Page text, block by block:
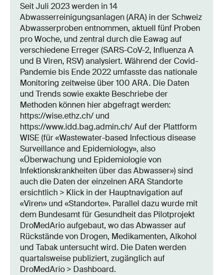
Seit Juli 2023 werden in 14
Abwasserreinigungsanlagen (ARA) in der Schweiz
Abwasserproben entnommen, aktuell fünf Proben
pro Woche, und zentral durch die Eawag auf
verschiedene Erreger (SARS-CoV-2, Influenza A
und B Viren, RSV) analysiert. Während der Covid-
Pandemie bis Ende 2022 umfasste das nationale
Monitoring zeitweise über 100 ARA. Die Daten
und Trends sowie exakte Beschriebe der
Methoden können hier abgefragt werden:
https://wise.ethz.ch/ und
https://www.idd.bag.admin.ch/ Auf der Plattform
WISE (für «Wastewater-based Infectious disease
Surveillance and Epidemiology», also
«Überwachung und Epidemiologie von
Infektionskrankheiten über das Abwasser») sind
auch die Daten der einzelnen ARA Standorte
ersichtlich > Klick in der Hauptnavigation auf
«Viren» und «Standorte». Parallel dazu wurde mit
dem Bundesamt für Gesundheit das Pilotprojekt
DroMedArio aufgebaut, wo das Abwasser auf
Rückstände von Drogen, Medikamenten, Alkohol
und Tabak untersucht wird. Die Daten werden
quartalsweise publiziert, zugänglich auf
DroMedArio > Dashboard.